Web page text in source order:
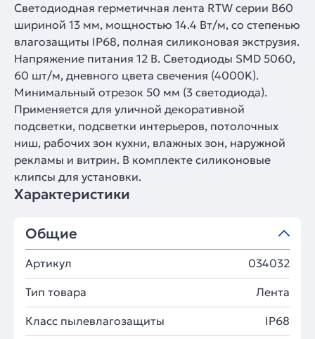
Светодиодная герметичная лента RTW серии B60
шириной 13 мм, мощностью 14.4 Вт/м, со степенью
влагозащиты IP68, полная силиконовая экструзия.
Напряжение питания 12 В. Светодиоды SMD 5060,
60 шт/м, дневного цвета свечения (4000K).
Минимальный отрезок 50 мм (3 светодиода).
Применяется для уличной декоративной
подсветки, подсветки интерьеров, потолочных
ниш, рабочих зон кухни, влажных зон, наружной
рекламы и витрин. В комплекте силиконовые
клипсы для установки.
Характеристики
Общие
Артикул 034032
Тип товара Лента
Класс пылевлагозащиты IP68